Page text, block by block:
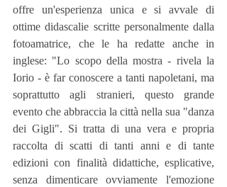
offre un'esperienza unica e si avvale di
ottime didascalie scritte personalmente dalla
fotoamatrice, che le ha redatte anche in
inglese: "Lo scopo della mostra - rivela la
Iorio - è far conoscere a tanti napoletani, ma
soprattutto agli stranieri, questo grande
evento che abbraccia la città nella sua "danza
dei Gigli". Si tratta di una vera e propria
raccolta di scatti di tanti anni e di tante
edizioni con finalità didattiche, esplicative,
senza dimenticare ovviamente l'emozione